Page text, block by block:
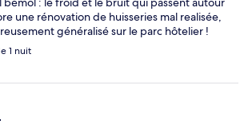
une rénovation de huisseries mal realisée,
généralisé sur le parc hôtelier !
1 nuit